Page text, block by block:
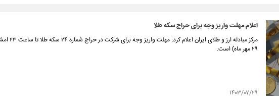
اعلام مهلت واریز وجه برای حراج سکه طلا
مرکز مبادله ارز و طلای
۲۹ مهر ماه) است.
۱۴۰۳/۰۷/۲۹